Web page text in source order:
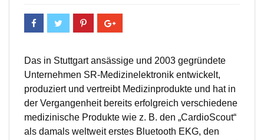
Das in Stuttgart ansässige und 2003 gegründete
Unternehmen SR-Medizinelektronik entwickelt,
produziert und vertreibt Medizinprodukte und hat in
der Vergangenheit bereits erfolgreich verschiedene
medizinische Produkte wie z. B. den „CardioScout“
als damals weltweit erstes Bluetooth EKG, den